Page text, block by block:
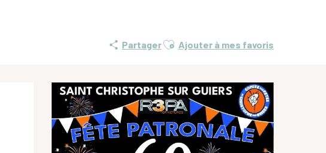
PartagerAjouter aux favoris
Ajouter à mes favoris